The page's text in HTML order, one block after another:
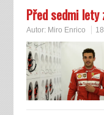
Před sedmi lety
Autor: Miro Enrico